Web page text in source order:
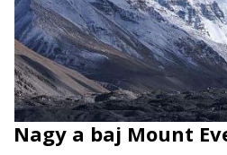
Nagy a baj Mount